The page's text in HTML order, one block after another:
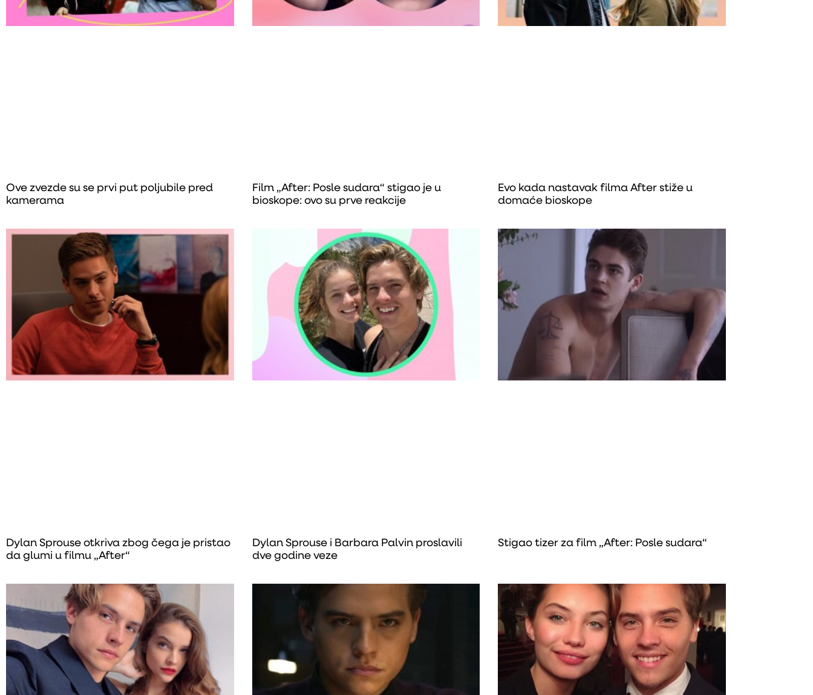
Ove zvezde su se prvi put poljubile pred
kamerama
Film „After: Posle sudara“ stigao je u
bioskope: ovo su prve reakcije
Evo kada nastavak filma After stiže u
domaće bioskope
Dylan Sprouse otkriva zbog čega je pristao
da glumi u filmu „After“
Dylan Sprouse i Barbara Palvin proslavili
dve godine veze
Stigao tizer za film „After: Posle sudara“